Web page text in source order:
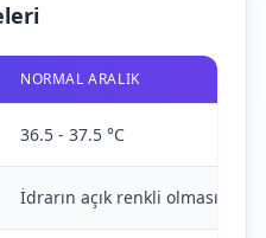
NORMAL ARALIK
36.5 - 37.5 °C
İdrarın açık renkli olması,